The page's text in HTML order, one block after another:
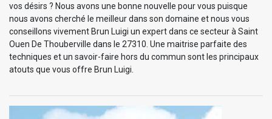
vos désirs ? Nous avons une bonne nouvelle pour vous puisque
nous avons cherché le meilleur dans son domaine et nous vous
conseillons vivement Brun Luigi un expert dans ce secteur à Saint
Ouen De Thouberville dans le 27310. Une maitrise parfaite des
techniques et un savoir-faire hors du commun sont les principaux
atouts que vous offre Brun Luigi.